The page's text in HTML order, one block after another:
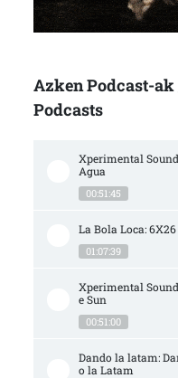
Azken Podcast-
Podcasts
Xperimental Sound
Agua
00:51:45
La Bola Loca:
01:07:39
Xperimental Sound
e Sun
00:51:00
Dando la latam:
o la Latam